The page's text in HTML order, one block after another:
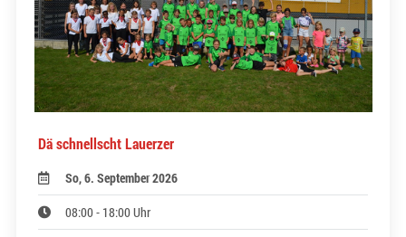
Dä schnellscht Lauerzer
So, 6. September 2026
08:00 - 18:00 Uhr